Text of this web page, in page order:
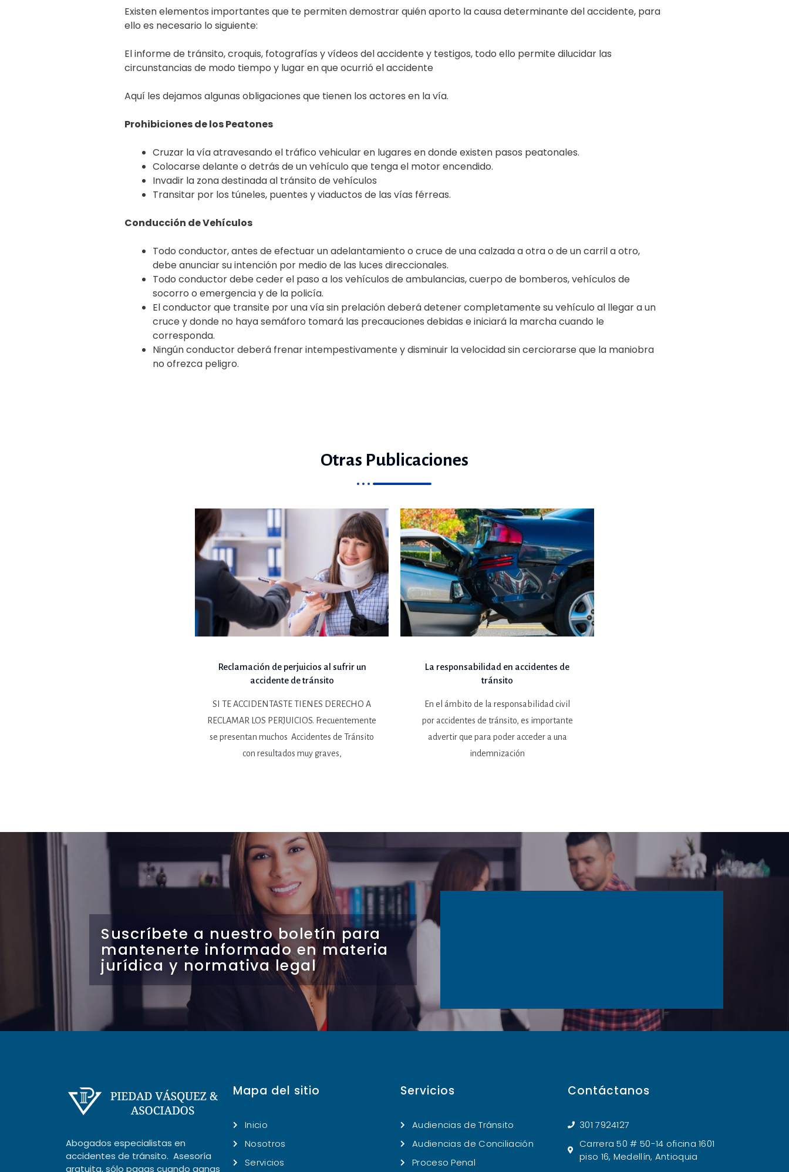
Existen elementos importantes que te permiten demostrar quién aporto la causa determinante del accidente, para
ello es necesario lo siguiente:
El informe de tránsito, croquis, fotografías y vídeos del accidente y testigos, todo ello permite dilucidar las
circunstancias de modo tiempo y lugar en que ocurrió el accidente
Aquí les dejamos algunas obligaciones que tienen los actores en la vía.
Prohibiciones de los Peatones
Cruzar la vía atravesando el tráfico vehicular en lugares en donde existen pasos peatonales.
Colocarse delante o detrás de un vehículo que tenga el motor encendido.
Invadir la zona destinada al tránsito de vehículos
Transitar por los túneles, puentes y viaductos de las vías férreas.
Conducción de Vehículos
Todo conductor, antes de efectuar un adelantamiento o cruce de una calzada a otra o de un carril a otro,
debe anunciar su intención por medio de las luces direccionales.
Todo conductor debe ceder el paso a los vehículos de ambulancias, cuerpo de bomberos, vehículos de
socorro o emergencia y de la policía.
El conductor que transite por una vía sin prelación deberá detener completamente su vehículo al llegar a un
cruce y donde no haya semáforo tomará las precauciones debidas e iniciará la marcha cuando le
corresponda.
Ningún conductor deberá frenar intempestivamente y disminuir la velocidad sin cerciorarse que la maniobra
no ofrezca peligro.
Otras Publicaciones
Reclamación de perjuicios al sufrir un
accidente de tránsito
SI TE ACCIDENTASTE TIENES DERECHO A
RECLAMAR LOS PERJUICIOS. Frecuentemente
se presentan muchos Accidentes de Tránsito
con resultados muy graves,
La responsabilidad en accidentes de
tránsito
En el ámbito de la responsabilidad civil
por accidentes de tránsito, es importante
advertir que para poder acceder a una
indemnización
Suscríbete a nuestro boletín para
mantenerte informado en materia
jurídica y normativa legal
Abogados especialistas en
accidentes de tránsito. Asesoría
gratuita, sólo pagas cuando ganas
Mapa del sitio
Inicio
Nosotros
Servicios
Servicios
Audiencias de Tránsito
Audiencias de Conciliación
Proceso Penal
Contáctanos
301 7924127
Carrera 50 # 50-14 oficina 1601
piso 16, Medellín, Antioquia